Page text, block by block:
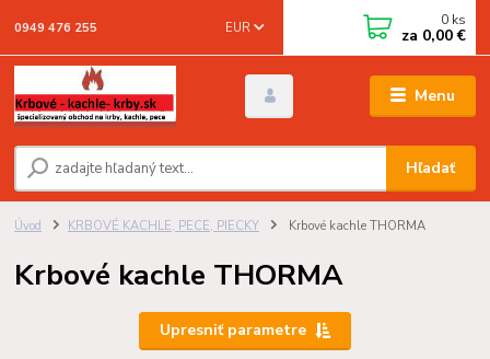
Menu
EUR
Hľadať
0949 476 255 0 ks
za 0,00 €
Úvod KRBOVÉ KACHLE, PECE, PIECKY Krbové kachle THORMA
Krbové kachle THORMA
Upresniť parametre